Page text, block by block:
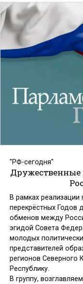
"РФ-сегодня"
В рамках
перекрёстных Годов
обменов между
эгидой Совета
молодых
представителей
регионов Северного
Республику.
В группу,